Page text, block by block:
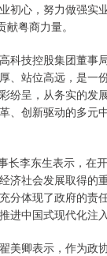
初心，努力做强实
粤商力量。
科技控股集团董事
、站位高远，是一
呈，从务实的发
创新驱动的多元
李东生表示，在
社会发展取得的
分体现了政府的责
中国式现代化注入
美卿表示，作为政